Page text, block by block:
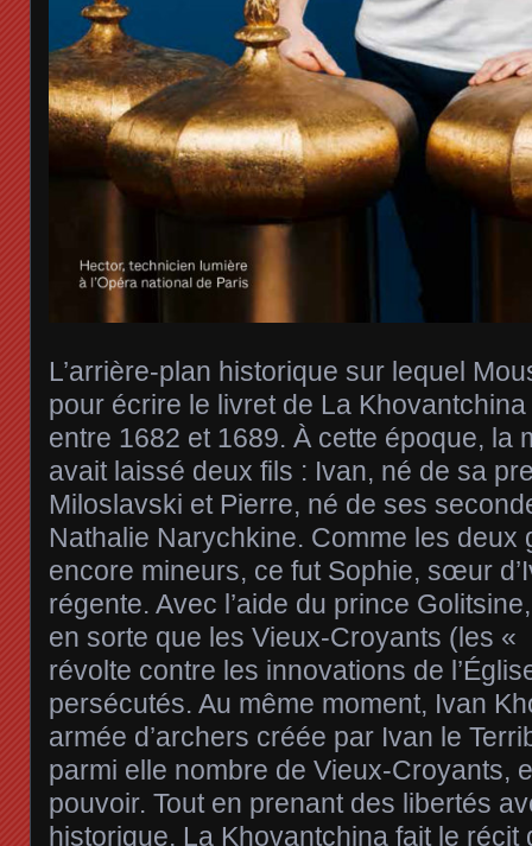
L’arrière-plan historique sur lequel
pour écrire le livret de La
entre 1682 et 1689. À cette époque, la
avait laissé deux fils : Ivan, né de sa
Miloslavski et Pierre, né de ses
Nathalie Narychkine. Comme les deux
encore mineurs, ce fut Sophie, sœur
régente. Avec l’aide du prince
en sorte que les Vieux-Croyants (les
révolte contre les innovations de
persécutés. Au même moment, Ivan
armée d’archers créée par Ivan le
parmi elle nombre de Vieux-Croyants,
pouvoir. Tout en prenant des libertés
historique, La Khovantchina fait le récit